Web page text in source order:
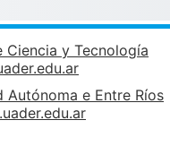
Ciencia y Tecnología
Autónoma e Entre Ríos